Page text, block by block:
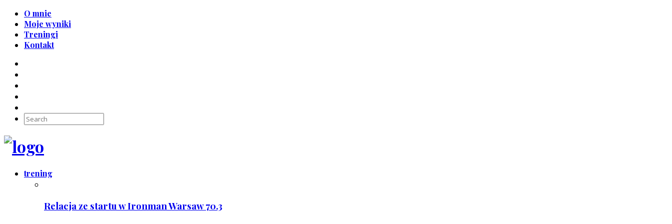
O mnie
Moje wyniki
Treningi
Kontakt
trening
Relacja ze startu w Ironman Warsaw 70.3